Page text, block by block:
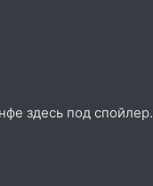
здесь под спойлер.